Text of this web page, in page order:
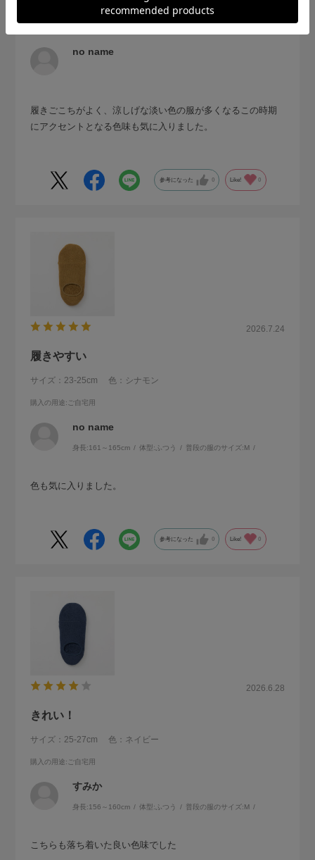
サイズ：21-23cm 色：スカーレット
no name
履きごこちがよく、涼しげな淡い色の服が多くなるこの時期
にアクセントとなる色味も気に入りました。
参考になった 0 Like! 0
2026.7.24
履きやすい
サイズ：23-25cm 色：シナモン
購入の用途:ご自宅用
no name
身長:161～165cm 体型:ふつう 普段の服のサイズ:M
色も気に入りました。
参考になった 0 Like! 0
2026.6.28
きれい！
サイズ：25-27cm 色：ネイビー
購入の用途:ご自宅用
すみか
身長:156～160cm 体型:ふつう 普段の服のサイズ:M
こちらも落ち着いた良い色味でした